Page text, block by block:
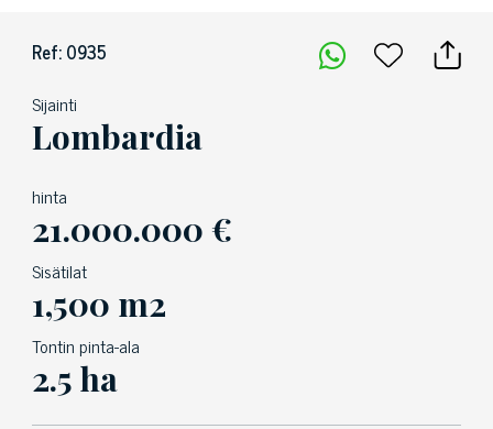
Ref: 0935
Sijainti
Lombardia
hinta
21.000.000 €
Sisätilat
1,500 m2
Tontin pinta-ala
2.5 ha